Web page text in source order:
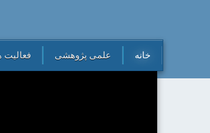
خانه علمی پژوهشی